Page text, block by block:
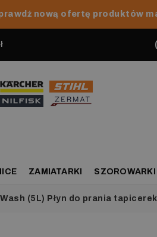
nową ofertę produktów
ZAMIATARKI SZOROWARKI
(5L) Płyn do prania